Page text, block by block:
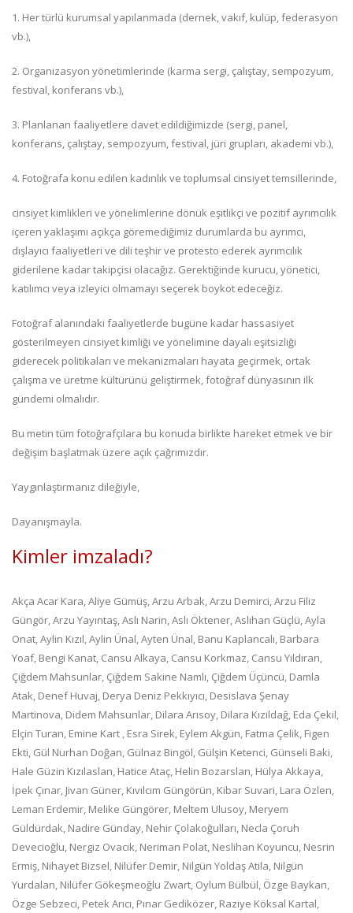
1. Her türlü kurumsal yapılanmada (dernek, vakıf, kulüp, federasyon
vb.),
2. Organizasyon yönetimlerinde (karma sergi, çalıştay, sempozyum,
festival, konferans vb.),
3. Planlanan faaliyetlere davet edildiğimizde (sergi, panel,
konferans, çalıştay, sempozyum, festival, jüri grupları, akademi vb.),
4. Fotoğrafa konu edilen kadınlık ve toplumsal cinsiyet temsillerinde,
cinsiyet kimlikleri ve yönelimlerine dönük eşitlikçi ve pozitif ayrımcılık
içeren yaklaşımı açıkça göremediğimiz durumlarda bu ayrımcı,
dışlayıcı faaliyetleri ve dili teşhir ve protesto ederek ayrımcılık
giderilene kadar takipçisi olacağız. Gerektiğinde kurucu, yönetici,
katılımcı veya izleyici olmamayı seçerek boykot edeceğiz.
Fotoğraf alanındaki faaliyetlerde bugüne kadar hassasiyet
gösterilmeyen cinsiyet kimliği ve yönelimine dayalı eşitsizliği
giderecek politikaları ve mekanizmaları hayata geçirmek, ortak
çalışma ve üretme kültürünü geliştirmek, fotoğraf dünyasının ilk
gündemi olmalıdır.
Bu metin tüm fotoğrafçılara bu konuda birlikte hareket etmek ve bir
değişim başlatmak üzere açık çağrımızdır.
Yaygınlaştırmanız dileğiyle,
Dayanışmayla.
Kimler imzaladı?
Akça Acar Kara, Aliye Gümüş, Arzu Arbak, Arzu Demirci, Arzu Filiz
Güngör, Arzu Yayıntaş, Aslı Narin, Aslı Öktener, Aslıhan Güçlü, Ayla
Onat, Aylin Kızıl, Aylin Ünal, Ayten Ünal, Banu Kaplancalı, Barbara
Yoaf, Bengi Kanat, Cansu Alkaya, Cansu Korkmaz, Cansu Yıldıran,
Çiğdem Mahsunlar, Çiğdem Sakine Namlı, Çiğdem Üçüncü, Damla
Atak, Denef Huvaj, Derya Deniz Pekkıyıcı, Desislava Şenay
Martinova, Didem Mahsunlar, Dilara Arısoy, Dilara Kızıldağ, Eda Çekil,
Elçin Turan, Emine Kart , Esra Sirek, Eylem Akgün, Fatma Çelik, Figen
Ekti, Gül Nurhan Doğan, Gülnaz Bingöl, Gülşin Ketenci, Günseli Baki,
Hale Güzin Kızılaslan, Hatice Ataç, Helin Bozarslan, Hülya Akkaya,
İpek Çınar, Jivan Güner, Kıvılcım Güngörün, Kibar Suvari, Lara Özlen,
Leman Erdemir, Melike Güngörer, Meltem Ulusoy, Meryem
Güldürdak, Nadire Günday, Nehir Çolakoğulları, Necla Çoruh
Devecioğlu, Nergiz Ovacık, Neriman Polat, Neslihan Koyuncu, Nesrin
Ermiş, Nihayet Bizsel, Nilüfer Demir, Nilgün Yoldaş Atila, Nilgün
Yurdalan, Nilüfer Gökeşmeoğlu Zwart, Oylum Bülbül, Özge Baykan,
Özge Sebzeci, Petek Arıcı, Pınar Gediközer, Raziye Köksal Kartal,